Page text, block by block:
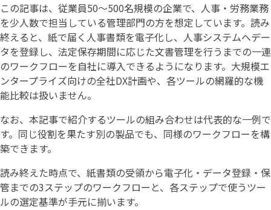
この記事は、従業員50〜500名規模の企業で、人事・労務業務
を少人数で担当している管理部門の方を想定しています。読み
終えると、紙で届く人事書類を電子化し、人事システムへデー
タを登録し、法定保存期間に応じた文書管理を行うまでの一連
のワークフローを自社に導入できるようになります。大規模エ
ンタープライズ向けの全社DX計画や、各ツールの網羅的な機
能比較は扱いません。
なお、本記事で紹介するツールの組み合わせは代表的な一例で
す。同じ役割を果たす別の製品でも、同様のワークフローを構
築できます。
読み終えた時点で、紙書類の受領から電子化・データ登録・保
管までの3ステップのワークフローと、各ステップで使うツー
ルの選定基準が手元に揃います。